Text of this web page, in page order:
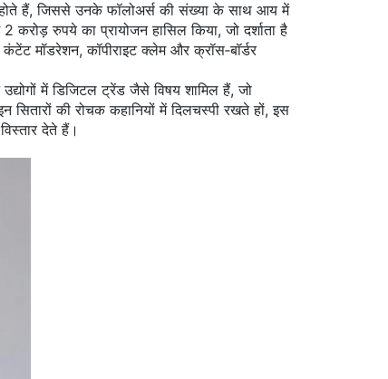
होते हैं, जिससे उनके फॉलोअर्स की संख्या के साथ आय में
रुपये का प्रायोजन हासिल किया, जो दर्शाता है
मॉडरेशन, कॉपीराइट क्लेम और क्रॉस‑बॉर्डर
में डिजिटल ट्रेंड जैसे विषय शामिल हैं, जो
की रोचक कहानियों में दिलचस्पी रखते हों, इस
देते हैं।